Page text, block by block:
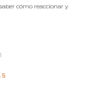
cómo reaccionar y